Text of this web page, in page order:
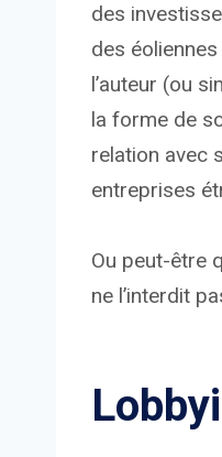
des
des
l’auteur (ou
la forme de
relation avec
entreprises
Ou peut-être
ne l’interdit